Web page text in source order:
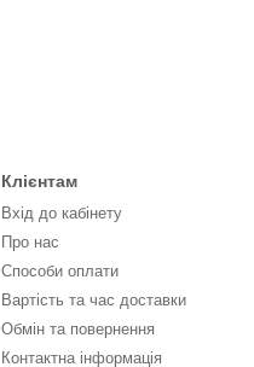
Клієнтам
Вхід до кабінету
Про нас
Способи оплати
Вартість та час доставки
Обмін та повернення
Контактна інформація